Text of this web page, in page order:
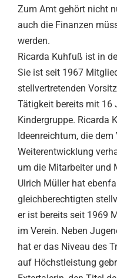
Zum Amt gehört nicht
auch die Finanzen
werden.
Ricarda Kuhfuß ist in
Sie ist seit 1967
stellvertretenden
Tätigkeit bereits mit 16
Kindergruppe. Ricarda
Ideenreichtum, die
Weiterentwicklung
um die Mitarbeiter und
Ulrich Müller hat
gleichberechtigten
er ist bereits seit 1969
im Verein. Neben
hat er das Niveau des
auf Höchstleistung